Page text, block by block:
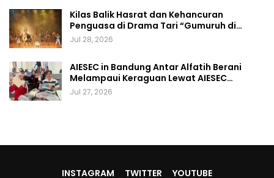
Kilas Balik Hasrat dan Kehancuran
Penguasa di Drama Tari “Gumuruh di…
Jul 28, 2026
AIESEC in Bandung Antar Alfatih Berani
Melampaui Keraguan Lewat AIESEC…
Jul 27, 2026
INSTAGRAM TWITTER YOUTUBE